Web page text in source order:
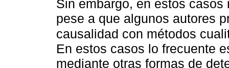
Sin embargo, en estos
pese a que algunos autores
causalidad con métodos
En estos casos lo frecuente
mediante otras formas de